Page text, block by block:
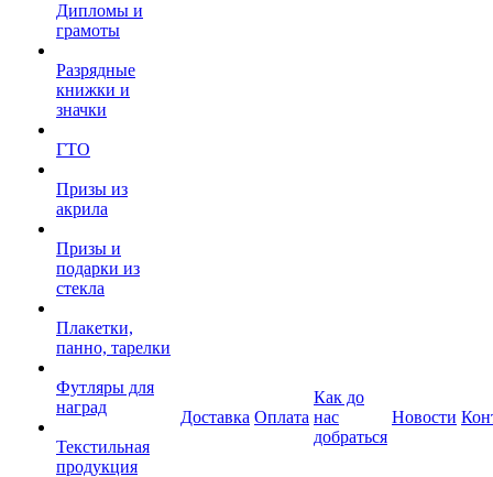
Дипломы и
грамоты
Разрядные
книжки и
значки
ГТО
Призы из
акрила
Призы и
подарки из
стекла
Плакетки,
панно, тарелки
Футляры для
наград
Текстильная
продукция
Доставка Оплата
Как до
нас
добраться
Новости